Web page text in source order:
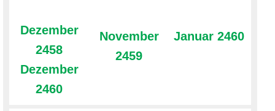
Dezember
2458
Dezember
2460
November
2459
Januar 2460